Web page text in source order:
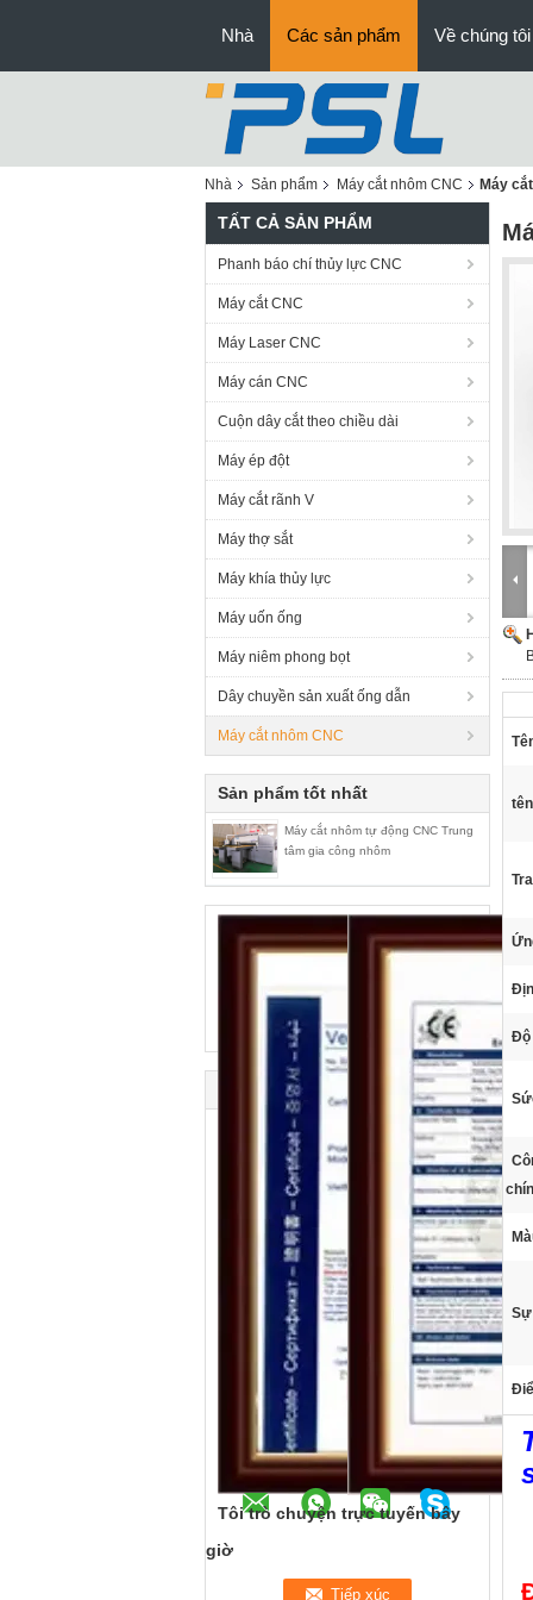
Nhà Các sản phẩm Về chúng tôi
Nhà Sản phẩm Máy cắt nhôm CNC Máy
TẤT CẢ SẢN PHẨM
Phanh báo chí thủy lực CNC
Máy cắt CNC
Máy Laser CNC
Máy cán CNC
Cuộn dây cắt theo chiều dài
Máy ép đột
Máy cắt rãnh V
Máy thợ sắt
Máy khía thủy lực
Máy uốn ống
Máy niêm phong bọt
Dây chuyền sản xuất ống dẫn
Máy cắt nhôm CNC
Sản phẩm tốt nhất
Máy cắt nhôm tự động CNC Trung
tâm gia công nhôm
Tôi trò chuyện trực tuyến bây
giờ
Độ
Sự